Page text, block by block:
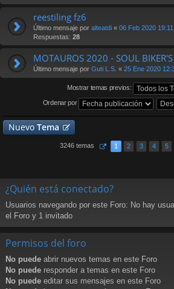
reestiling fz6
Último mensaje por alteatdi « 06 Feb 2020 19:11
Respuestas: 28
MOTAUROS 2020 - SOUL BIKER'S
Último mensaje por Guti L.S. « 25 Ene 2020
Mostrar temas previos:
Ordenar por
Nuevo Tema
3246 temas 1 2 3 4 5
¿Quién está conectado?
Usuarios navegando por este Foro: No hay
el Foro y 1 invitado
Permisos del foro
No puede abrir nuevos temas en este Foro
No puede responder a temas en este Foro
No puede editar sus mensajes en este Foro